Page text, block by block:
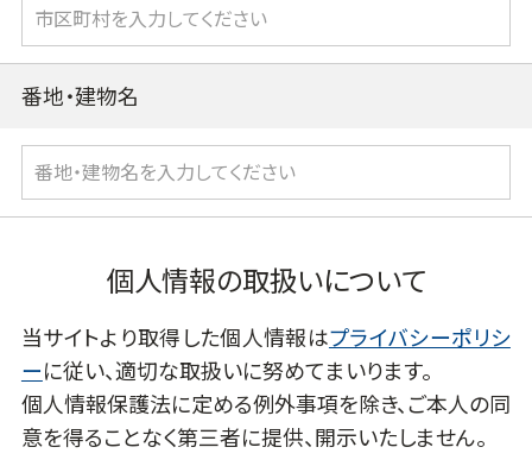
番地・建物名
個人情報の取扱いについて
当サイトより取得した個人情報はプライバシーポリシ
ーに従い、適切な取扱いに努めてまいります。
個人情報保護法に定める例外事項を除き、ご本人の同
意を得ることなく第三者に提供、開示いたしません。